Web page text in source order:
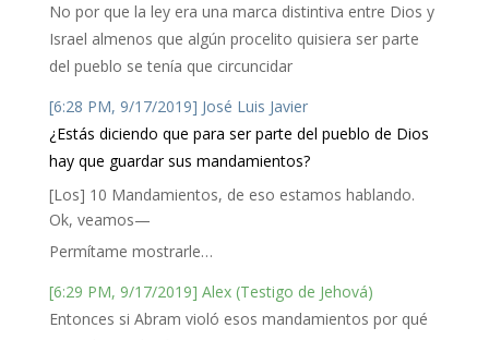
No por que la ley era una marca distintiva entre Dios y
Israel almenos que algún procelito quisiera ser parte
del pueblo se tenía que circuncidar
[6:28 PM, 9/17/2019] José Luis Javier
¿Estás diciendo que para ser parte del pueblo de Dios
hay que guardar sus mandamientos?
[Los] 10 Mandamientos, de eso estamos hablando.
Ok, veamos—
Permítame mostrarle…
[6:29 PM, 9/17/2019] Alex (Testigo de Jehová)
Entonces si Abram violó esos mandamientos por qué